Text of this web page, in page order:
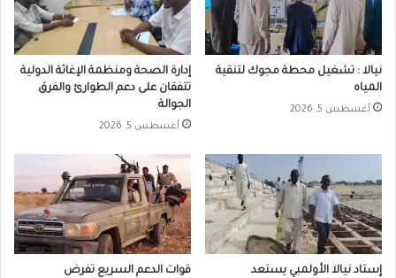
نيالا : تشغيل محطة مجوك لتنقية
المياه
أغسطس 5, 2026
إدارة الصحة ومنظمة الإغاثة الدولية
تتفقان على دعم الطوارئ والفرق
الجوالة
أغسطس 5, 2026
إستاد نيالا الأولمبي يستعد
قوات الدعم السريع تفرض